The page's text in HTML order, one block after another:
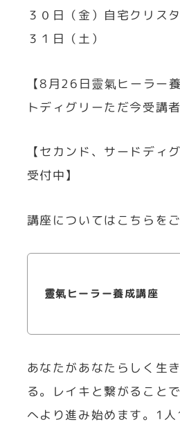
３０日（金）自宅クリス
３１日（土）
【8月26日靈氣ヒーラー
トディグリーただ今受講者
【セカンド、サードディ
受付中】
講座についてはこちらを
靈氣ヒーラー養成講座
あなたがあなたらしく生
る。レイキと繋がること
へより進み始めます。1